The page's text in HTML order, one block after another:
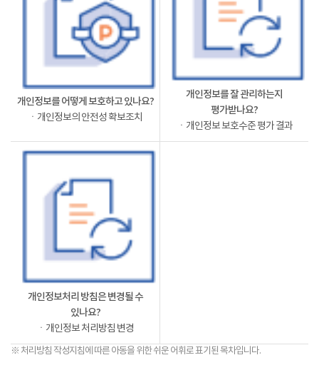
개인정보를 어떻게 보호하고 있나요?
ㆍ개인정보의 안전성 확보조치
개인정보를 잘 관리하는지
평가받나요?
ㆍ개인정보 보호수준 평가 결과
개인정보처리 방침은 변경될 수
있나요?
ㆍ개인정보 처리방침 변경
※ 처리방침 작성지침에 따른 아동을 위한 쉬운 어휘로 표기된 목차입니다.